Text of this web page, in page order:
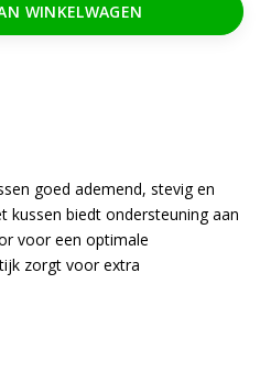
WINKELWAGEN
goed ademend, stevig en
kussen biedt ondersteuning aan
voor een optimale
zorgt voor extra